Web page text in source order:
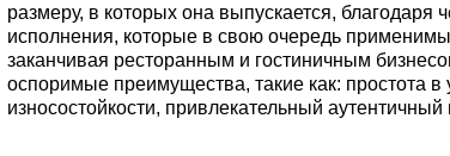
размеру, в которых она выпускается,
исполнения, которые в свою очередь
заканчивая ресторанным и гостиничным
оспоримые преимущества, такие как: простота
износостойкости, привлекательный